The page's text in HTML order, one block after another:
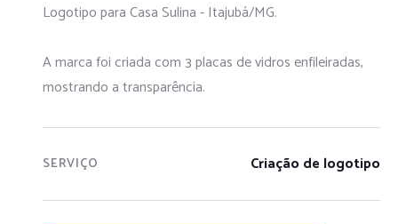
Logotipo para Casa Sulina - Itajubá/MG.
A marca foi criada com 3 placas de vidros enfileiradas,
mostrando a transparência.
SERVIÇO Criação de logotipo